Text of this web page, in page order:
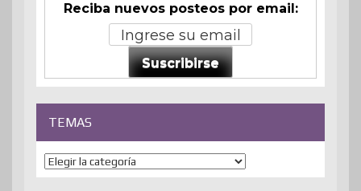
Reciba nuevos posteos por email:
Suscribirse
TEMAS
Temas